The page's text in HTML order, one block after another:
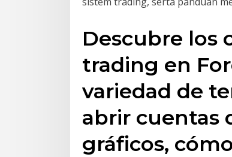
Descubre los
trading en
variedad de
abrir cuentas
gráficos,